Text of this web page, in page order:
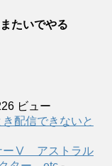
たいでやる
ビュー
配信できないと
ーⅤ アストラル